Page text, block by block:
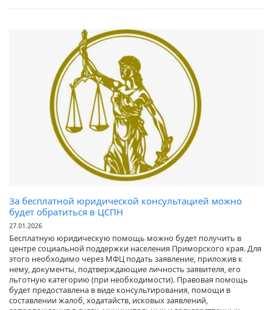
За бесплатной юридической консультацией можно
будет обратиться в ЦСПН
27.01.2026
Бесплатную юридическую помощь можно будет получить в
центре социальной поддержки населения Приморского края. Для
этого необходимо через МФЦ подать заявление, приложив к
нему, документы, подтверждающие личность заявителя, его
льготную категорию (при необходимости). Правовая помощь
будет предоставлена в виде консультирования, помощи в
составлении жалоб, ходатайств, исковых заявлений,